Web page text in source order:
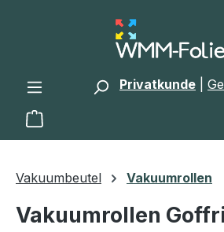
Zum Hauptinhalt springen
Privatkunde
Warenkorb enthält 0
Vakuumbeutel Vakuumrollen
Vakuumrollen